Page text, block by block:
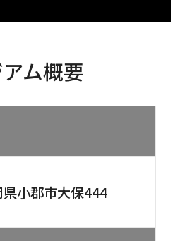
ム概要
小郡市大保444